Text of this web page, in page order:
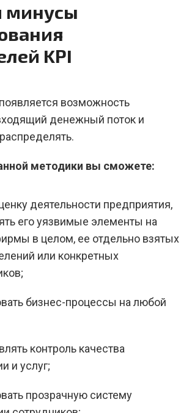
минусы
KPI
возможность
денежный поток и
методики вы сможете:
деятельности предприятия,
его уязвимые элементы на
в целом, ее отдельно взятых
или конкретных
бизнес-процессы на любой
контроль качества
и услуг;
прозрачную систему